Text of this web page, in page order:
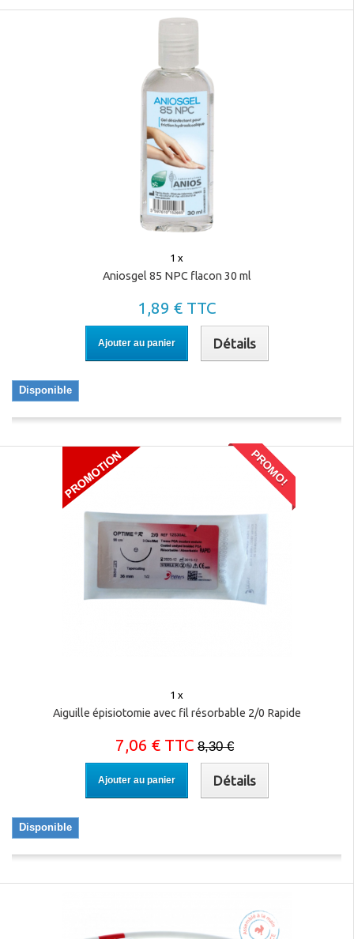
1 x
Aniosgel 85 NPC flacon 30 ml
1,89 € TTC
Ajouter au panier Détails
Disponible
PROMO!
1 x
Aiguille épisiotomie avec fil résorbable 2/0 Rapide
7,06 € TTC 8,30 €
Ajouter au panier Détails
Disponible